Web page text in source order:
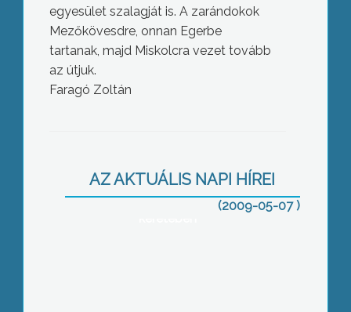
egyesület szalagját is. A zarándokok
Mezőkövesdre, onnan Egerbe
tartanak, majd Miskolcra vezet tovább
az útjuk.
Faragó Zoltán
AZ AKTUÁLIS NAPI HÍREI
(2009-05-07 )
uniós támogatással, az Új
Magyarország Fejlesztési Terv Észak-
magyarországi Operatív programja